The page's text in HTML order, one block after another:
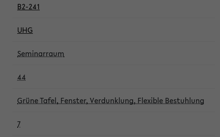
B2-241
UHG
Seminarraum
44
Grüne Tafel, Fenster, Verdunklung, Flexible Bestuhlung
7